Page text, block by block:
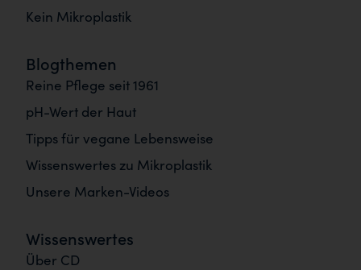
Kein Mikroplastik
Blogthemen
Reine Pflege seit 1961
pH-Wert der Haut
Tipps für vegane Lebensweise
Wissenswertes zu Mikroplastik
Unsere Marken-Videos
Wissenswertes
Über CD